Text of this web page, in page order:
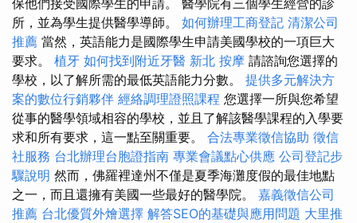
所，並為學生提供醫學導師。 如何辦理工商登記 清潔公司
推薦 當然，英語能力是國際學生申請美國學校的一項巨大
要求。 植牙 如何找到附近牙醫 新北 按摩 請諮詢您選擇的
學校，以了解所需的最低英語能力分數。 提供多元解決方
案的數位行銷夥伴 經絡調理證照課程 您選擇一所與您希望
從事的醫學領域相容的學校，並且了解該醫學課程的入學要
求和所有要求，這一點至關重要。 合法專業徵信協助 徵信
社服務 台北辦理台胞證指南 專業會議點心供應 公司登記步
驟說明 然而，佛羅裡達州不僅是夏季海灘度假的最佳地點
之一，而且還擁有美國一些最好的醫學院。 嘉義徵信公司
推薦 台北優質外燴選擇 解答SEO的基礎與應用問題 大里推